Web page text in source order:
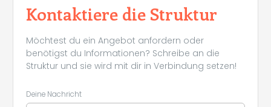
Kontaktiere die Struktur
Möchtest du ein Angebot anfordern oder
benötigst du Informationen? Schreibe an die
Struktur und sie wird mit dir in Verbindung setzen!
Deine Nachricht